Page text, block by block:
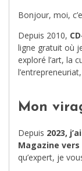
Bonjour, moi,
Depuis 2010,
ligne gratuit où
exploré l’art, la
Mon
Depuis 2023,
Magazine
qu’expert, je